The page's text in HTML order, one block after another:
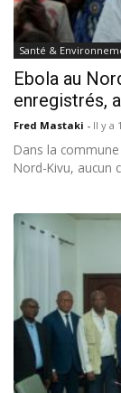
Santé &
Ebola au
enregistrés,
Fred Mastaki - Il y a
Dans la
Nord-Kivu, aucun